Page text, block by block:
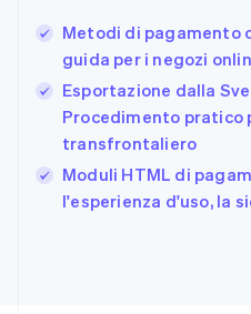
Metodi di pagamento
guida per i negozi
Esportazione dalla
Procedimento pratico
transfrontaliero
Moduli HTML di
l'esperienza d'uso, la
Deutsch English
Giappone
日本語 English
Gibilterra
English
Grecia
English
India
English